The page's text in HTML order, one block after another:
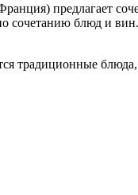
предлагает
сочетанию блюд и вин.
традиционные